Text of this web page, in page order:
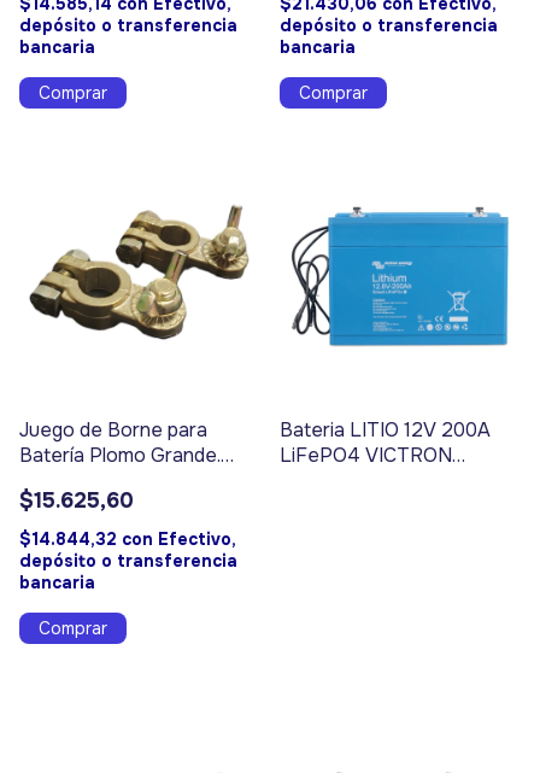
depósito o transferencia
bancaria
depósito o transferencia
bancaria
Juego de Borne para
Batería Plomo Grande.
$15.625,60
$14.844,32 con Efectivo,
depósito o transferencia
bancaria
Bateria LITIO 12V 200A
LiFePO4 VICTRON